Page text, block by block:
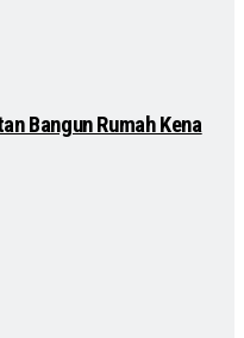
Bangun Rumah Kena